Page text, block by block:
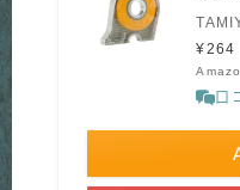
¥264
口